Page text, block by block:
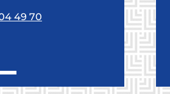
49 70